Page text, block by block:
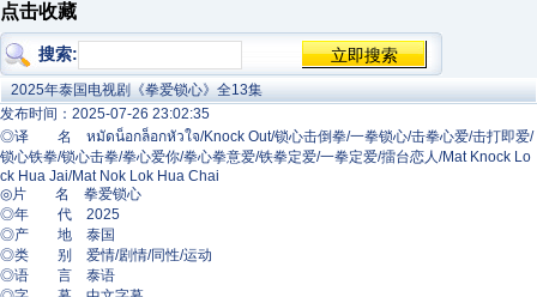
点击收藏
搜索:
2025年泰国电视剧《拳爱锁心》全13集
发布时间：2025-07-26 23:02:35
◎译 名 หมัดน็อกล็อกหัวใจ/Knock Out/锁心击倒拳/一拳锁心/击拳心爱/击打即爱/
锁心铁拳/锁心击拳/拳心爱你/拳心拳意爱/铁拳定爱/一拳定爱/擂台恋人/Mat Knock Lo
ck Hua Jai/Mat Nok Lok Hua Chai
◎片 名 拳爱锁心
◎年 代 2025
◎产 地 泰国
◎类 别 爱情/剧情/同性/运动
◎语 言 泰语